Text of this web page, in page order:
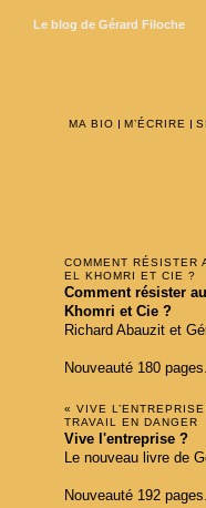
Le blog de Gérard Filoche
MA BIO M’ÉCRIRE
COMMENT RÉSISTER
EL KHOMRI ET CIE ?
Comment résister
Khomri et Cie ?
Richard Abauzit et
Nouveauté 180
« VIVE
TRAVAIL EN DANGER
Vive l'entreprise ?
Le nouveau livre de
Nouveauté 192